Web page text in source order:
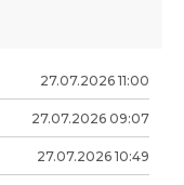
27.07.2026 11:00
27.07.2026 09:07
27.07.2026 10:49